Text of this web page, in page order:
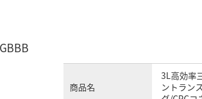
商品名
3L高効率
ントラン